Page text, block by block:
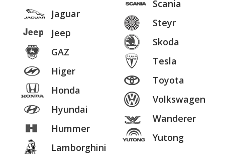
Jaguar
Jeep
GAZ
Higer
Honda
Hyundai
Hummer
Lamborghini
Scania
Steyr
Skoda
Tesla
Toyota
Volkswagen
Wanderer
Yutong